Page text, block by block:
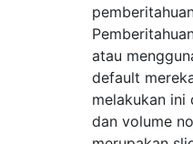
atau
default
melakukan ini
dan volume